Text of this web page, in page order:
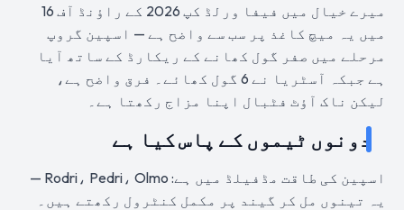
میرے خیال میں فیفا ورلڈ کپ 2026 کے راؤنڈ آف 16
میں یہ میچ کاغذ پر سب سے واضح ہے — اسپین گروپ
مرحلے میں صفر گول کھانے کے ریکارڈ کے ساتھ آیا
ہے جبکہ آسٹریا نے 6 گول کھائے۔ فرق واضح ہے،
لیکن ناک آؤٹ فٹبال اپنا مزاج رکھتا ہے۔
دونوں ٹیموں کے پاس کیا ہے
اسپین کی طاقت مڈفیلڈ میں ہے: Rodri، Pedri، Olmo —
یہ تینوں مل کر گیند پر مکمل کنٹرول رکھتے ہیں۔